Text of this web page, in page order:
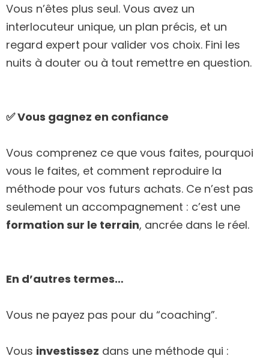
Vous n’êtes plus seul. Vous avez un
interlocuteur unique, un plan précis, et un
regard expert pour valider vos choix. Fini les
nuits à douter ou à tout remettre en question.
✅ Vous gagnez en confiance
Vous comprenez ce que vous faites, pourquoi
vous le faites, et comment reproduire la
méthode pour vos futurs achats. Ce n’est pas
seulement un accompagnement : c’est une
formation sur le terrain, ancrée dans le réel.
En d’autres termes…
Vous ne payez pas pour du “coaching”.
Vous investissez dans une méthode qui :